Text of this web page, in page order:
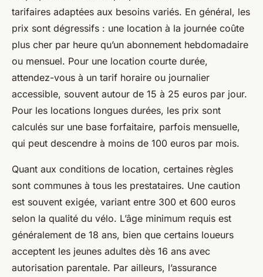
tarifaires adaptées aux besoins variés. En général, les
prix sont dégressifs : une location à la journée coûte
plus cher par heure qu’un abonnement hebdomadaire
ou mensuel. Pour une location courte durée,
attendez-vous à un tarif horaire ou journalier
accessible, souvent autour de 15 à 25 euros par jour.
Pour les locations longues durées, les prix sont
calculés sur une base forfaitaire, parfois mensuelle,
qui peut descendre à moins de 100 euros par mois.
Quant aux conditions de location, certaines règles
sont communes à tous les prestataires. Une caution
est souvent exigée, variant entre 300 et 600 euros
selon la qualité du vélo. L’âge minimum requis est
généralement de 18 ans, bien que certains loueurs
acceptent les jeunes adultes dès 16 ans avec
autorisation parentale. Par ailleurs, l’assurance